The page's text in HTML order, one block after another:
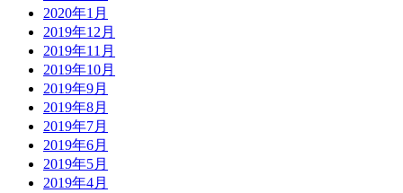
2020年1月
2019年12月
2019年11月
2019年10月
2019年9月
2019年8月
2019年7月
2019年6月
2019年5月
2019年4月